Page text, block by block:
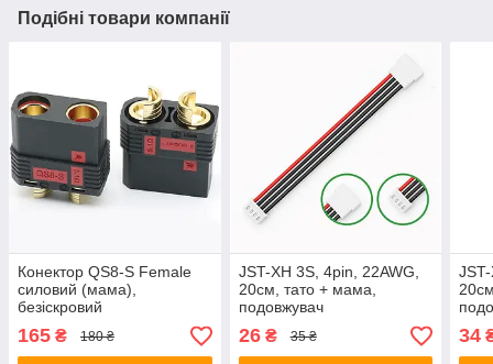
Подібні товари компанії
Конектор QS8-S Female
силовий (мама),
безіскровий
165 ₴ 180 ₴
JST-XH 3S, 4pin, 22AWG,
20см, тато + мама,
подовжувач
балансувального кабелю
26₴ 35 ₴ 34